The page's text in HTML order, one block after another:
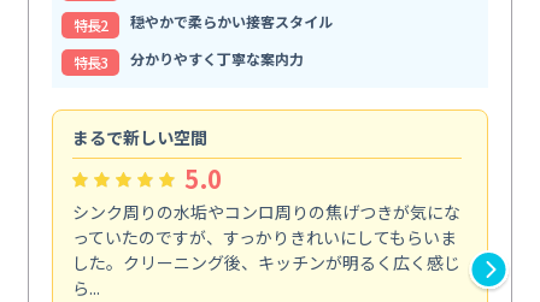
特⻑2
穏やかで柔らかい接客スタイル
特⻑3
分かりやすく丁寧な案内力
まるで新しい空間
5.0
シンク周りの水垢やコンロ周りの焦げつきが気にな
っていたのですが、すっかりきれいにしてもらいま
した。クリーニング後、キッチンが明るく広く感じ
ら...